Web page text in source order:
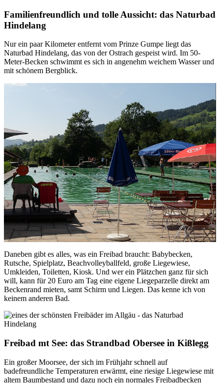
Familienfreundlich und tolle Aussicht: das Naturbad
Hindelang
Nur ein paar Kilometer entfernt vom Prinze Gumpe liegt das
Naturbad Hindelang, das von der Ostrach gespeist wird. Im 50-
Meter-Becken schwimmt es sich in angenehm weichem Wasser und
mit schönem Bergblick.
Daneben gibt es alles, was ein Freibad braucht: Babybecken,
Rutsche, Spielplatz, Beachvolleyballfeld, große Liegewiese,
Umkleiden, Toiletten, Kiosk. Und wer ein Plätzchen ganz für sich
will, kann für 20 Euro am Tag eine eigene Liegeparzelle direkt am
Beckenrand mieten, samt Schirm und Liegen. Das kenne ich von
keinem anderen Bad.
Freibad mt See: das Strandbad Obersee in Kißlegg
Ein großer Moorsee, der sich im Frühjahr schnell auf
badefreundliche Temperaturen erwärmt, eine riesige Liegewiese mit
altem Baumbestand und dazu noch ein normales Freibadbecken